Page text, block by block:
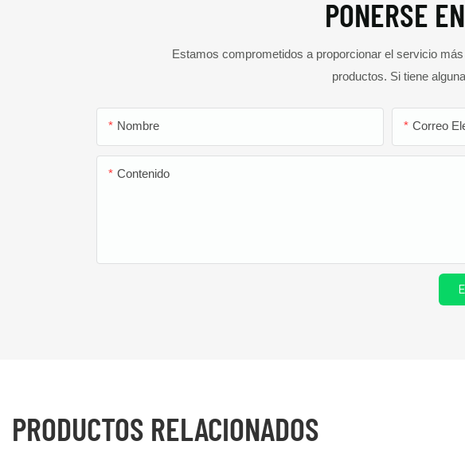
PONERSE
Estamos comprometidos a proporcionar el servicio
productos. Si tiene
Nombre Correo
Contenido
PRODUCTOS RELACIONADOS